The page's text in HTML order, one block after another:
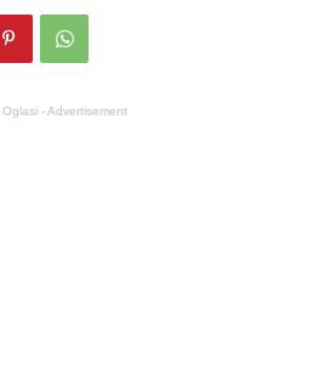
Oglasi - Advertisement